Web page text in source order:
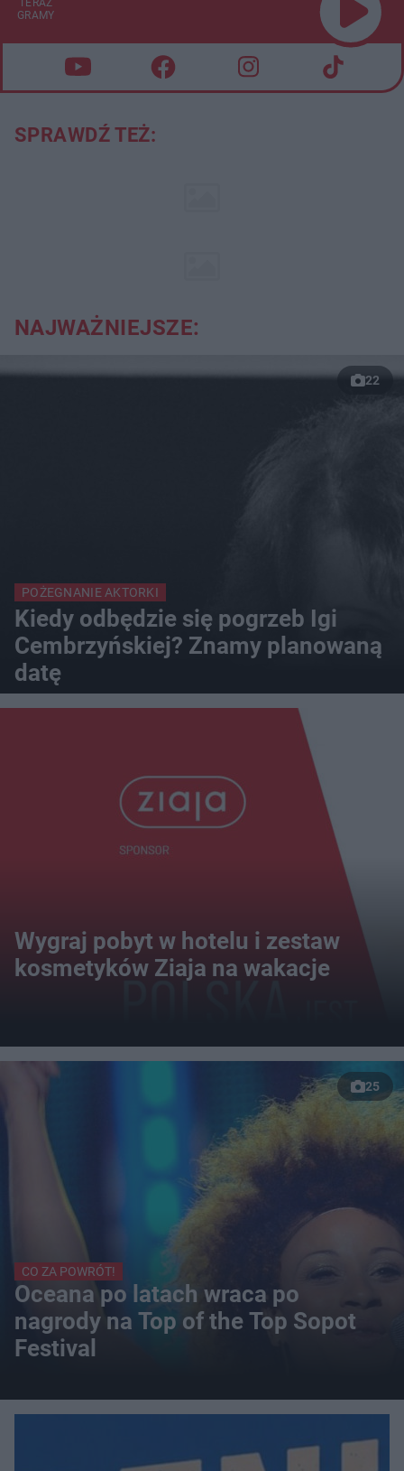
GRAMY
SPRAWDŹ TEŻ:
NAJWAŻNIEJSZE:
22
POŻEGNANIE AKTORKI
Kiedy odbędzie się pogrzeb Igi
Cembrzyńskiej? Znamy planowaną
datę
Wygraj pobyt w hotelu i zestaw
kosmetyków Ziaja na wakacje
25
CO ZA POWRÓT!
Oceana po latach wraca po
nagrody na Top of the Top Sopot
Festival